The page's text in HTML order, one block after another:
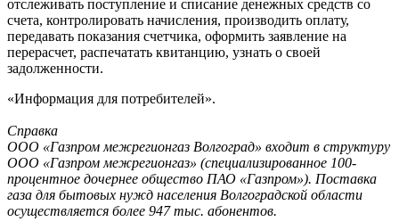
отслеживать поступление и списание денежных средств со
счета, контролировать начисления, производить оплату,
передавать показания счетчика, оформить заявление на
перерасчет, распечатать квитанцию, узнать о своей
задолженности.
«Информация для потребителей».
Справка
ООО «Газпром межрегионгаз Волгоград» входит в структуру
ООО «Газпром межрегионгаз» (специализированное 100-
процентное дочернее общество ПАО «Газпром»). Поставка
газа для бытовых нужд населения Волгоградской области
осуществляется более 947 тыс. абонентов.